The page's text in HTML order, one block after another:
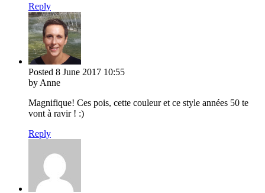
Reply
Posted 8 June 2017 10:55
by Anne
Magnifique! Ces pois, cette couleur et ce style années 50 te
vont à ravir ! :)
Reply